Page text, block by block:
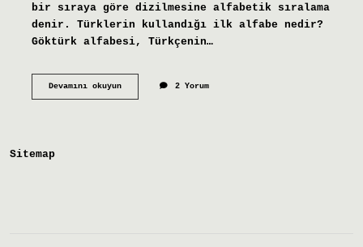
bir sıraya göre dizilmesine alfabetik sıralama
denir. Türklerin kullandığı ilk alfabe nedir?
Göktürk alfabesi, Türkçenin…
Devamını okuyun1
2 Yorum
Sitemap